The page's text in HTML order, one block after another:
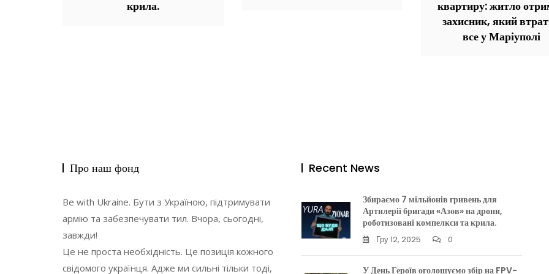
крила.
квартиру: житло
захисник, який
все у Маріуполі
Про наш фонд
Be with Ukraine. Бути з Україною, підтримувати
армію та забезпечувати тил. Вчора, сьогодні,
завжди!
Це не проста необхідність. Це позиція кожного
свідомого українця. Адже ми сильні тільки тоді,
Recent News
Збираємо 7 мільйонів гривень для
Артилерії бригади «Азов» на дрони,
роботизовані компелкси та крила.
Гру 12, 2025 0
У День Героїв оголошуємо збір на FPV-